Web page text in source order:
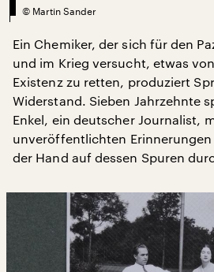
© Martin Sander
Ein Chemiker, der sich für den
und im Krieg versucht, etwas
Existenz zu retten, produziert
Widerstand. Sieben Jahrzehnte
Enkel, ein deutscher Journalist,
unveröffentlichten Erinnerungen
der Hand auf dessen Spuren